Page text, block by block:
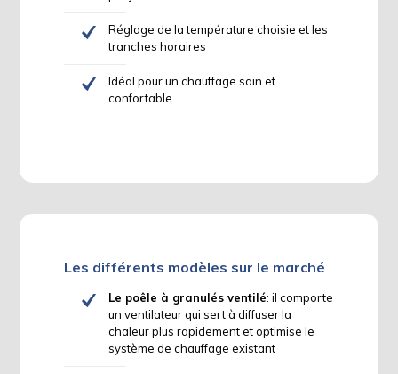
Réglage de la température choisie et les
tranches horaires
Idéal pour un chauffage sain et
confortable
Les différents modèles sur le marché
Le poêle à granulés ventilé: il comporte
un ventilateur qui sert à diffuser la
chaleur plus rapidement et optimise le
système de chauffage existant